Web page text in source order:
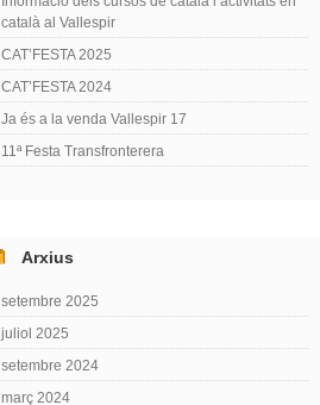
català al Vallespir
CAT’FESTA 2025
CAT’FESTA 2024
Ja és a la venda Vallespir 17
11ª Festa Transfronterera
Arxius
setembre 2025
juliol 2025
setembre 2024
març 2024